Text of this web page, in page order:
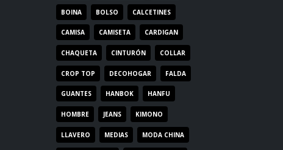
BOINA BOLSO CALCETINES
CAMISA CAMISETA CARDIGAN
CHAQUETA CINTURÓN COLLAR
CROP TOP DECOHOGAR FALDA
GUANTES HANBOK HANFU
HOMBRE JEANS KIMONO
LLAVERO MEDIAS MODA CHINA